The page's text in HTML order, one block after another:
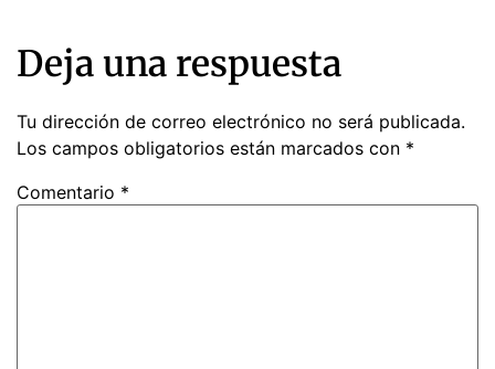
Deja una respuesta
Tu dirección de correo electrónico no será publicada.
Los campos obligatorios están marcados con *
Comentario *